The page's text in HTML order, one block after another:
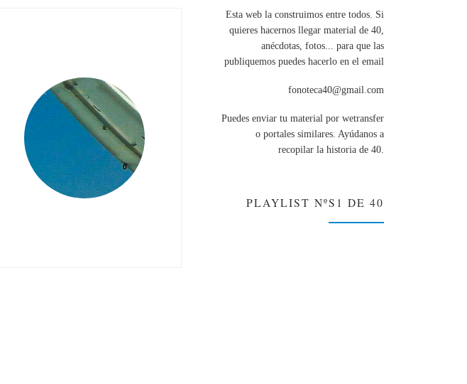
Esta web la construimos entre todos. Si
quieres hacernos llegar material de 40,
anécdotas, fotos... para que las
publiquemos puedes hacerlo en el email
fonoteca40@gmail.com
Puedes enviar tu material por wetransfer
o portales similares. Ayúdanos a
recopilar la historia de 40.
PLAYLIST NºS1 DE 40